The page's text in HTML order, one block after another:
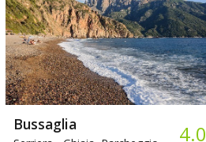
Bussaglia 4.0